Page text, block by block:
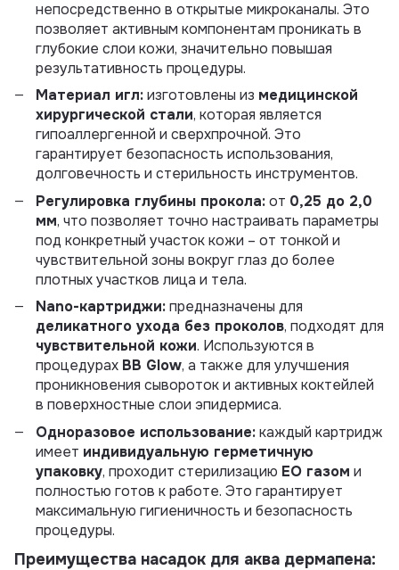
непосредственно в открытые микроканалы. Это
позволяет активным компонентам проникать в
глубокие слои кожи, значительно повышая
результативность процедуры.
Материал игл:изготовлены из медицинской
хирургической стали, которая является
гипоаллергенной и сверхпрочной. Это
гарантирует безопасность использования,
долговечность и стерильность инструментов.
Регулировка глубины прокола:от 0,25 до 2,0
мм, что позволяет точно настраивать параметры
под конкретный участок кожи – от тонкой и
чувствительной зоны вокруг глаз до более
плотных участков лица и тела.
Nano-картриджи:предназначены для
деликатного ухода без проколов, подходят для
чувствительной кожи. Используются в
процедурах BB Glow, а также для улучшения
проникновения сывороток и активных коктейлей
в поверхностные слои эпидермиса.
Одноразовое использование:каждый картридж
имеет индивидуальную герметичную
упаковку, проходит стерилизацию EO газом и
полностью готов к работе. Это гарантирует
максимальную гигиеничность и безопасность
процедуры.
Преимущества насадок для аква дермапена: